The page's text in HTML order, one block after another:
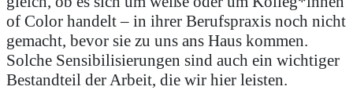
of Color handelt – in ihrer Berufspraxis noch nicht
gemacht, bevor sie zu uns ans Haus kommen.
Solche Sensibilisierungen sind auch ein wichtiger
Bestandteil der Arbeit, die wir hier leisten.